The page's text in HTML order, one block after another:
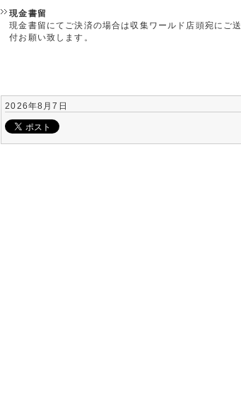
現金書留
現金書留にてご決済の場合は収集ワールド店頭宛にご送
付お願い致します。
2026年8月7日